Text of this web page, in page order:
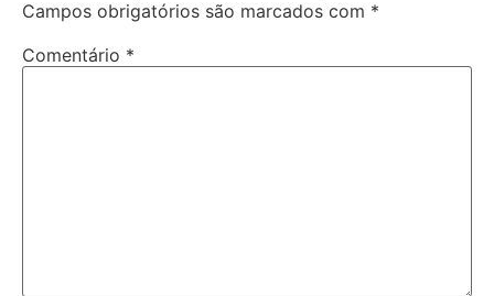
Campos obrigatórios são marcados com *
Comentário *